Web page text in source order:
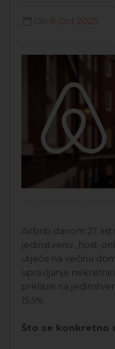
8 Oct 2025
Airbnb danom 27.
jedinstvenu „host-
utječe na većinu
upravljanje
prelaze na
15,5%.
Što se konkretno